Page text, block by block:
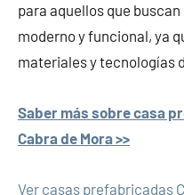
para aquellos que
moderno y funcional, ya
materiales y tecnologías
Saber más sobre casa
Cabra de Mora >>
Ver casas prefabricadas